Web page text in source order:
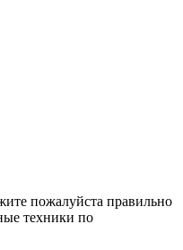
пожалуйста правильно
техники по